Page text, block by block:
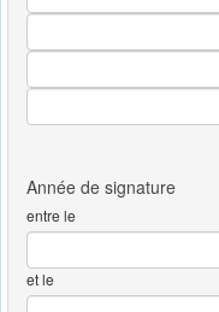
entre le
et le